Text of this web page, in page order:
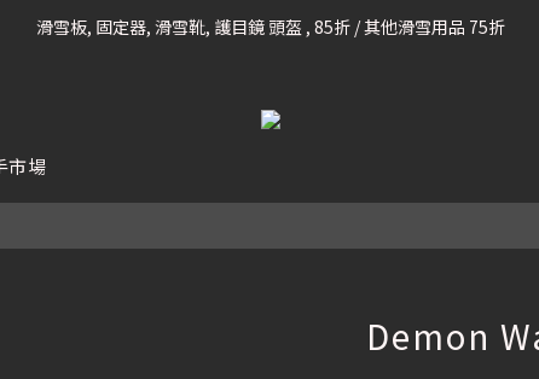
凡購滿HK$699 香港及澳門 [免運費] (大型貨品除外)
滑雪板, 固定器, 滑雪靴, 護目鏡 頭盔 , 85折 / 其他滑雪用品 75折
凡購滿HK$699 香港及澳門 [免運費] (大型貨品除外)
市場
Demon